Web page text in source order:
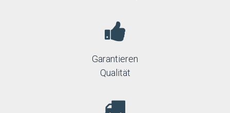
Garantieren
Qualität